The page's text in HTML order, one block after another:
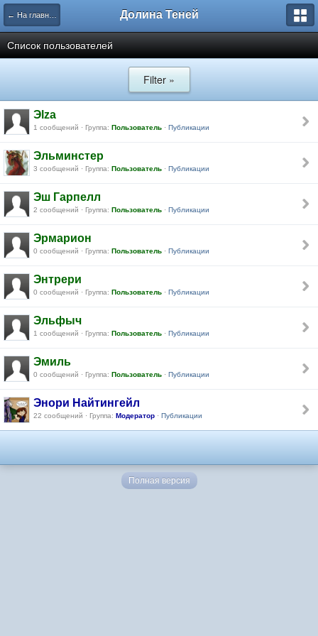
← На главную Долина Теней
Список пользователей
Filter »
Эlza
1 сообщений · Группа: Пользователь · Публикации
Эльминстер
3 сообщений · Группа: Пользователь · Публикации
Эш Гарпелл
2 сообщений · Группа: Пользователь · Публикации
Эрмарион
0 сообщений · Группа: Пользователь · Публикации
Энтрери
0 сообщений · Группа: Пользователь · Публикации
Эльфыч
1 сообщений · Группа: Пользователь · Публикации
Эмиль
0 сообщений · Группа: Пользователь · Публикации
Энори Найтингейл
22 сообщений · Группа: Модератор · Публикации
Полная версия